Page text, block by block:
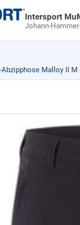
Intersport
Johann-
Malloy II M